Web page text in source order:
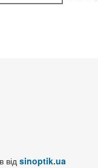
від sinoptik.ua